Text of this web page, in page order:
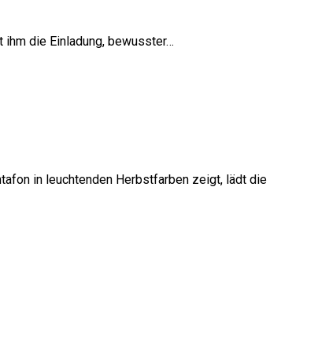
ihm die Einladung, bewusster…
in leuchtenden Herbstfarben zeigt, lädt die